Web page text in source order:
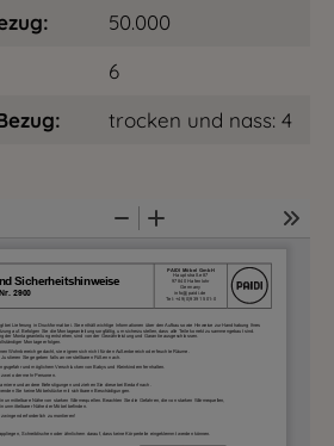
50.000
6
trocken und nass: 4